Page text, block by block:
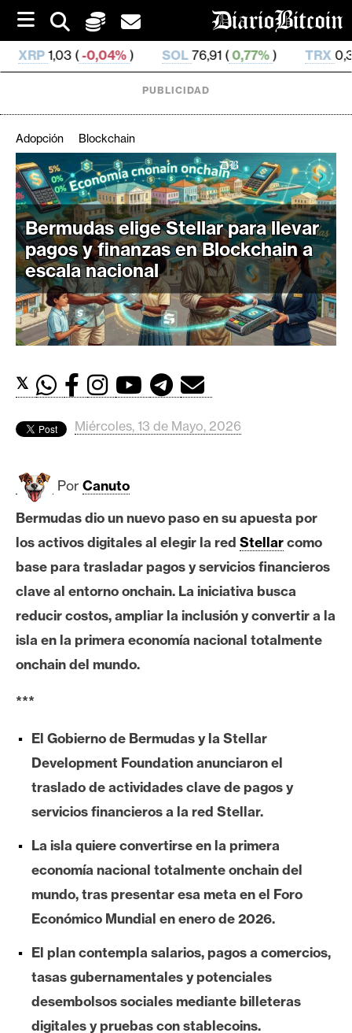
i
t
o
) SOL76,91 (0,77% ) TRX 0,329 786 ( 0,09%)
C
r
i
p
t
o
M
e
r
d
s
B
t
c
o
i
E
r
e
u
I
A
A
n
l
i
s
PUBLICIDAD
Adopción Blockchain
Bermudas elige Stellar para llevar
pagos y finanzas en Blockchain a
escala nacional
𝕏
Miércoles, 13 de Mayo, 2026
Por Canuto
Bermudas dio un nuevo paso en su apuesta por
los activos digitales al elegir la red Stellarcomo
base para trasladar pagos y servicios financieros
clave al entorno onchain. La iniciativa busca
reducir costos, ampliar la inclusión y convertir a la
isla en la primera economía nacional totalmente
onchain del mundo.
***
El Gobierno de Bermudas y la Stellar
Development Foundation anunciaron el
traslado de actividades clave de pagos y
servicios financieros a la red Stellar.
La isla quiere convertirse en la primera
economía nacional totalmente onchain del
mundo, tras presentar esa meta en el Foro
Económico Mundial en enero de 2026.
El plan contempla salarios, pagos a comercios,
tasas gubernamentales y potenciales
desembolsos sociales mediante billeteras
digitales y pruebas con stablecoins.